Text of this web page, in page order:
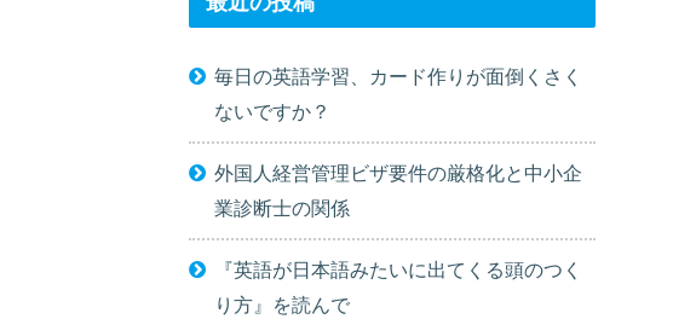
毎日の英語学習、カード作りが面倒くさく
ないですか？
外国人経営管理ビザ要件の厳格化と中小企
業診断士の関係
『英語が日本語みたいに出てくる頭のつく
り方』を読んで